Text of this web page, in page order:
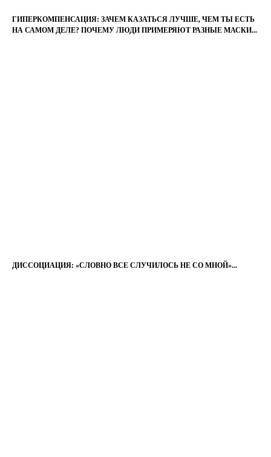
ГИПЕРКОМПЕНСАЦИЯ: ЗАЧЕМ КАЗАТЬСЯ ЛУЧШЕ, ЧЕМ ТЫ ЕСТЬ
НА САМОМ ДЕЛЕ? ПОЧЕМУ ЛЮДИ ПРИМЕРЯЮТ РАЗНЫЕ МАСКИ...
ДИССОЦИАЦИЯ: «СЛОВНО ВСЕ СЛУЧИЛОСЬ НЕ СО МНОЙ»...